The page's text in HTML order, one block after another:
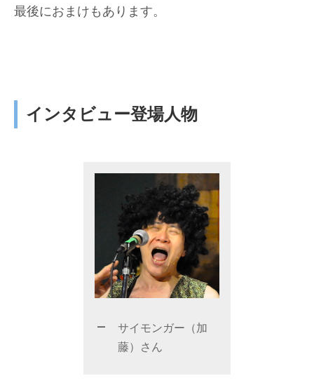
最後におまけもあります。
インタビュー登場人物
サイモンガー（加
藤）さん